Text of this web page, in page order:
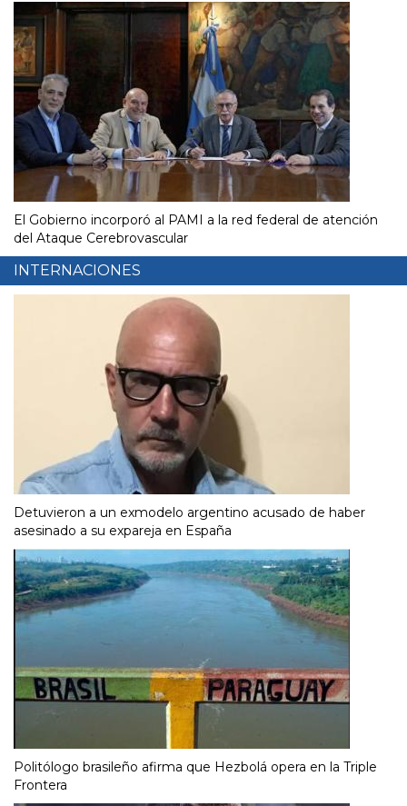
El Gobierno incorporó al PAMI a la red federal de atención
del Ataque Cerebrovascular
INTERNACIONES
Detuvieron a un exmodelo argentino acusado de haber
asesinado a su expareja en España
Politólogo brasileño afirma que Hezbolá opera en la Triple
Frontera